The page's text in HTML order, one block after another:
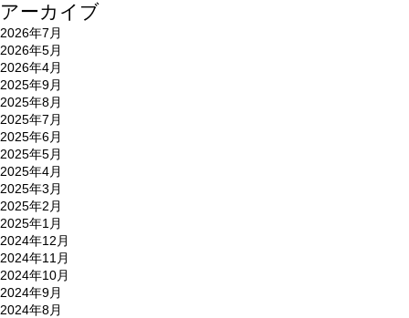
アーカイブ
2026年7月
2026年5月
2026年4月
2025年9月
2025年8月
2025年7月
2025年6月
2025年5月
2025年4月
2025年3月
2025年2月
2025年1月
2024年12月
2024年11月
2024年10月
2024年9月
2024年8月